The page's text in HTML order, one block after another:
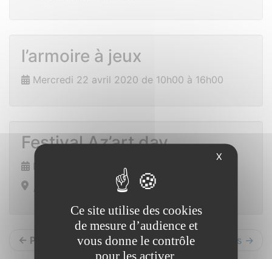
l’armoire à jeux
Mercredi 22 avril 2020 de 10h00 à 16h00
Festival Az’art day
Du 1er au 2 mai 2020
← Précédents Suivants →
X
Ce site utilise des cookies
de mesure d’audience et
vous donne le contrôle
pour les activer.